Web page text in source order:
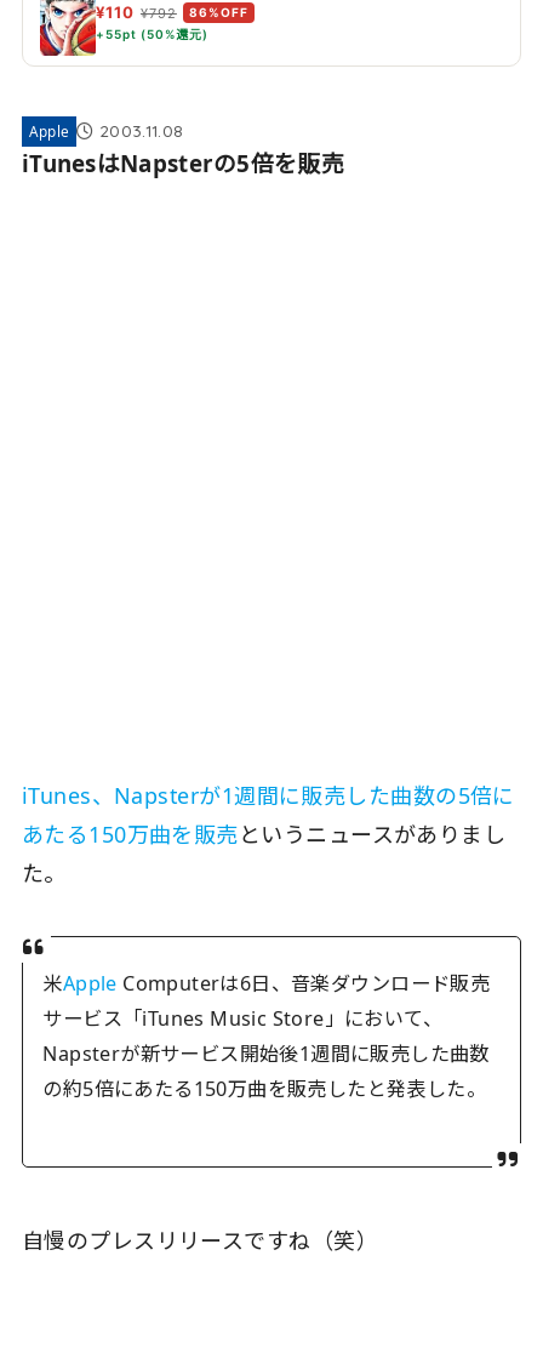
¥110 ¥792
86%OFF
+55pt (50%還元)
Apple 2003.11.08
iTunesはNapsterの5倍を販売
iTunes、Napsterが1週間に販売した曲数の5倍に
あたる150万曲を販売というニュースがありまし
た。
米Apple Computerは6日、音楽ダウンロード販売
サービス「iTunes Music Store」において、
Napsterが新サービス開始後1週間に販売した曲数
の約5倍にあたる150万曲を販売したと発表した。
自慢のプレスリリースですね（笑）